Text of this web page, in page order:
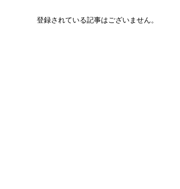
登録されている記事はございません。